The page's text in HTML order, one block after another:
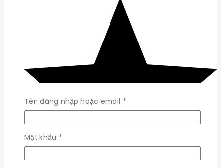
Tên đăng nhập hoặc email *Bắt
buộc
Mật khẩu *
buộc